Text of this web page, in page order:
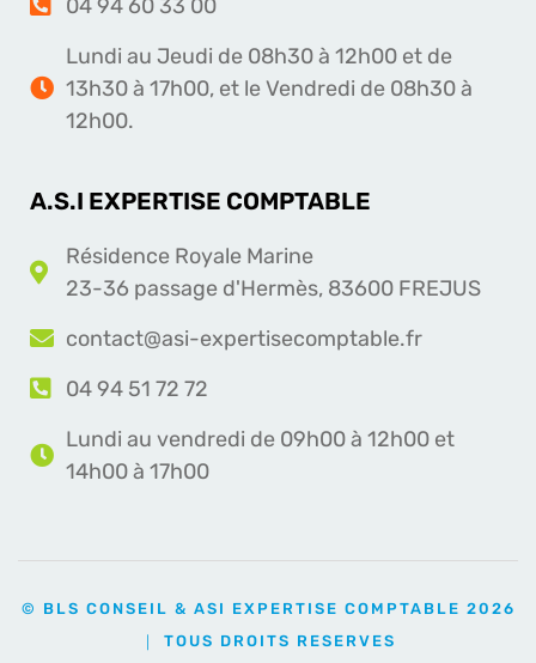
04 94 60 33 00
Lundi au Jeudi de 08h30 à 12h00 et de
13h30 à 17h00, et le Vendredi de 08h30 à
12h00.
A.S.I EXPERTISE COMPTABLE
Résidence Royale Marine
23-36 passage d'Hermès, 83600 FREJUS
contact@asi-expertisecomptable.fr
04 94 51 72 72
Lundi au vendredi de 09h00 à 12h00 et
14h00 à 17h00
© BLS CONSEIL & ASI EXPERTISE COMPTABLE 2026
｜ TOUS DROITS RESERVES